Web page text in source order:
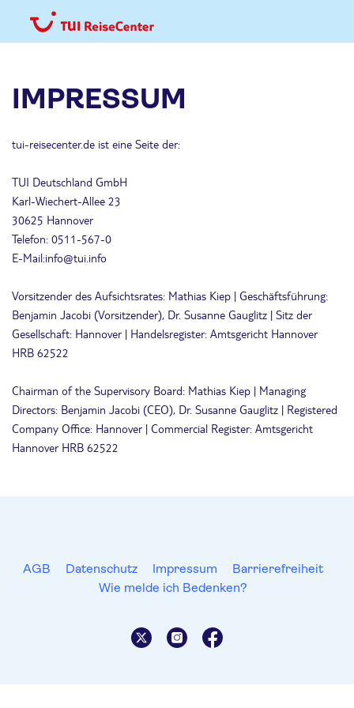
IMPRESSUM
tui-reisecenter.de ist eine Seite der:
TUI Deutschland GmbH
Karl-Wiechert-Allee 23
30625 Hannover
Telefon: 0511-567-0
E-Mail:info@tui.info
Vorsitzender des Aufsichtsrates: Mathias Kiep | Geschäftsführung:
Benjamin Jacobi (Vorsitzender), Dr. Susanne Gauglitz | Sitz der
Gesellschaft: Hannover | Handelsregister: Amtsgericht Hannover
HRB 62522
Chairman of the Supervisory Board: Mathias Kiep | Managing
Directors: Benjamin Jacobi (CEO), Dr. Susanne Gauglitz | Registered
Company Office: Hannover | Commercial Register: Amtsgericht
Hannover HRB 62522
AGB Datenschutz Impressum
Barrierefreiheit
Wie melde ich Bedenken?